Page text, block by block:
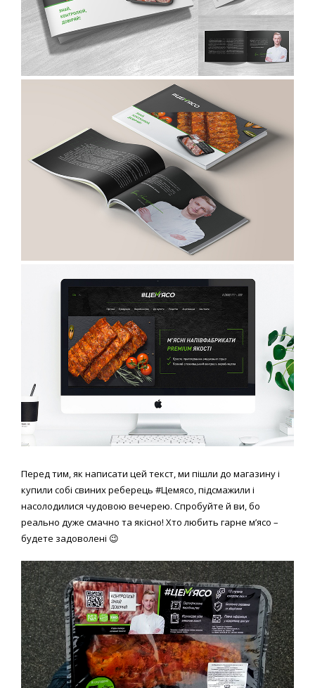
Перед тим, як написати цей текст, ми пішли до магазину і
купили собі свиних реберець #Цемясо, підсмажили і
насолодилися чудовою вечерею. Спробуйте й ви, бо
реально дуже смачно та якісно! Хто любить гарне м’ясо –
будете задоволені 😉